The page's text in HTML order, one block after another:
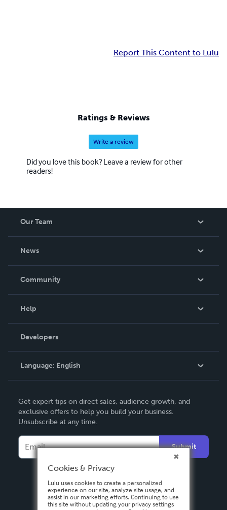
Report This Content to Lulu
Ratings & Reviews
Write a review
Did you love this book? Leave a review for other
readers!
Our Team
News
In The News
Community
Podcast
Help
Order Lookup
Knowledge Base
Contact Support
Developers
Language: English
Deutsch
Français
Italiano
Español
Get expert tips on direct sales, audience growth, and
exclusive offers to help you build your business.
Unsubscribe at any time.
Submit
Cookies & Privacy
Lulu uses cookies to create a personalized
experience on our site, analyze site usage, and
assist in our marketing efforts. Continuing to use
this site without updating your privacy settings